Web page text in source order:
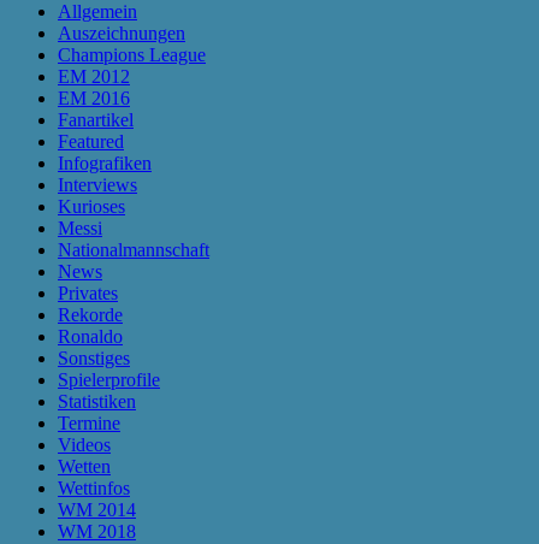
Allgemein
Auszeichnungen
Champions League
EM 2012
EM 2016
Fanartikel
Featured
Infografiken
Interviews
Kurioses
Messi
Nationalmannschaft
News
Privates
Rekorde
Ronaldo
Sonstiges
Spielerprofile
Statistiken
Termine
Videos
Wetten
Wettinfos
WM 2014
WM 2018